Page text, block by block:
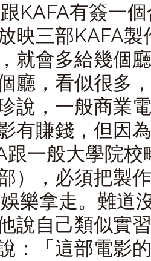
KAFA有簽一
映三部KAFA
就會多給幾個
廳，看似很多
說，一般商業
有賺錢，但因
跟一般大學院
），必須把製
樂拿走。難道
說自己類似實
：「這部電影